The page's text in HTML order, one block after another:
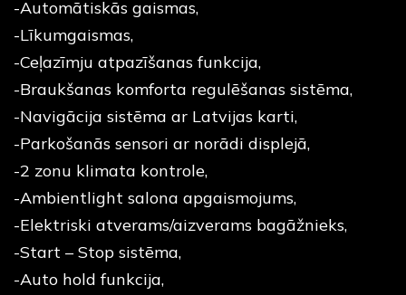
-Automātiskās gaismas,
-Līkumgaismas,
-Ceļazīmju atpazīšanas funkcija,
-Braukšanas komforta regulēšanas sistēma,
-Navigācija sistēma ar Latvijas karti,
-Parkošanās sensori ar norādi displejā,
-2 zonu klimata kontrole,
-Ambientlight salona apgaismojums,
-Elektriski atverams/aizverams bagāžnieks,
-Start – Stop sistēma,
-Auto hold funkcija,